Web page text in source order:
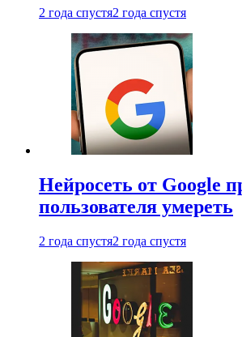
2 года спустя2 года спустя
Нейросеть от Google
пользователя умереть
2 года спустя2 года спустя